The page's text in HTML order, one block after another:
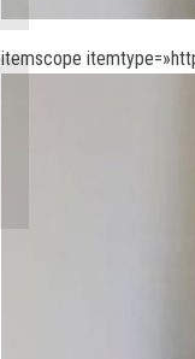
itemscope